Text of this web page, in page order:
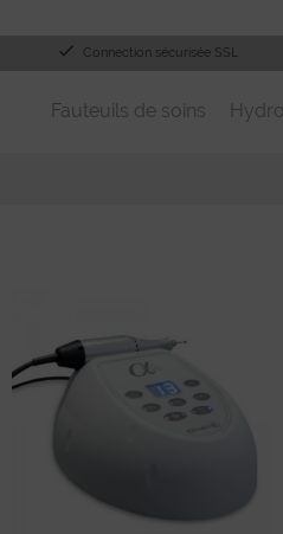
Connection sécurisée SSL
Fauteuils de soins